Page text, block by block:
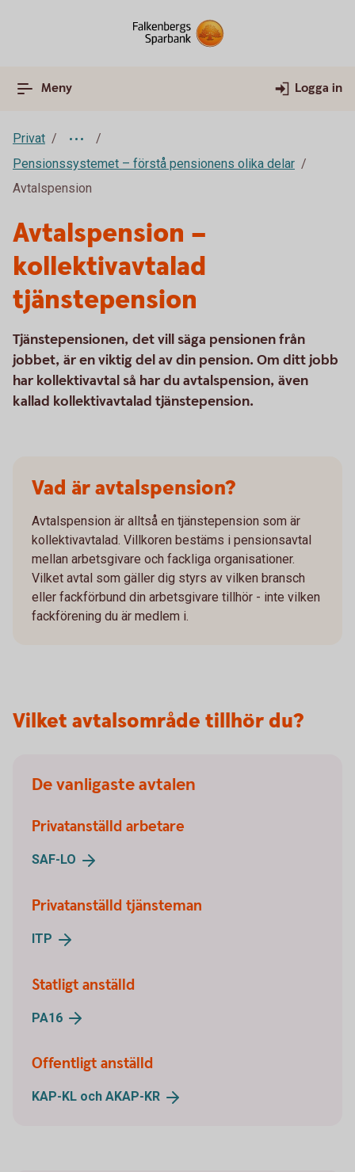
Meny Logga in
Privat
Pensionssystemet – förstå pensionens olika delar
Avtalspension
Avtalspension –
kollektivavtalad
tjänstepension
Tjänstepensionen, det vill säga pensionen från
jobbet, är en viktig del av din pension. Om ditt jobb
har kollektivavtal så har du avtalspension, även
kallad kollektivavtalad tjänstepension.
Vad är avtalspension?
Avtalspension är alltså en tjänstepension som är
kollektivavtalad. Villkoren bestäms i pensionsavtal
mellan arbetsgivare och fackliga organisationer.
Vilket avtal som gäller dig styrs av vilken bransch
eller fackförbund din arbetsgivare tillhör - inte vilken
fackförening du är medlem i.
Vilket avtalsområde tillhör du?
De vanligaste avtalen
Privatanställd arbetare
SAF-LO
Privatanställd tjänsteman
ITP
Statligt anställd
PA16
Offentligt anställd
KAP-KL och AKAP-KR